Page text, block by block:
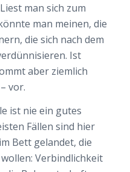
man sich zum
man meinen, die
die sich nach dem
Ist
aber ziemlich
vor.
ist nie ein gutes
Fällen sind hier
Bett gelandet, die
Verbindlichkeit